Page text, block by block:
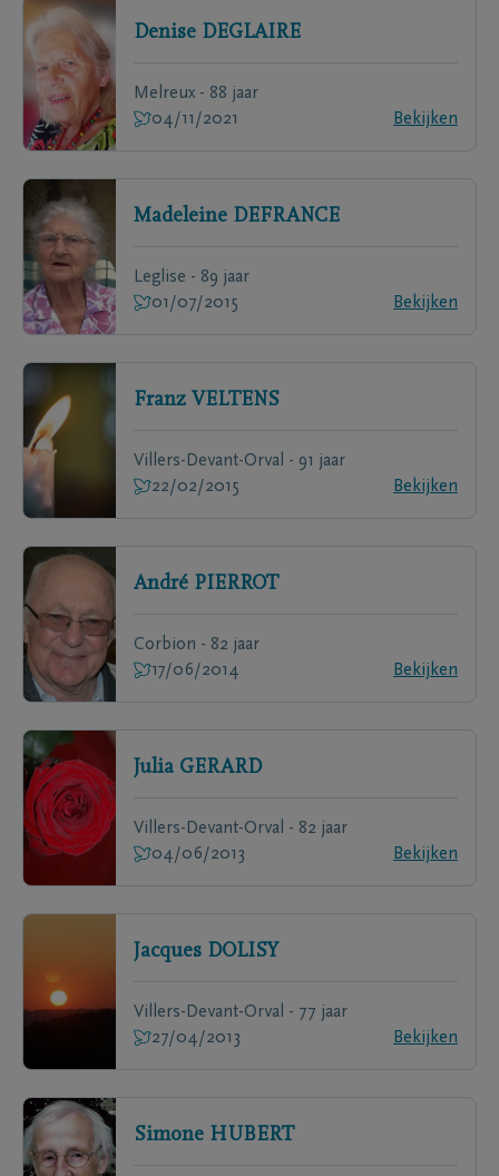
Denise DEGLAIRE
Melreux - 88 jaar
04/11/2021
Bekijken
Madeleine DEFRANCE
Leglise - 89 jaar
01/07/2015
Bekijken
Franz VELTENS
Villers-Devant-Orval - 91 jaar
22/02/2015
Bekijken
André PIERROT
Corbion - 82 jaar
17/06/2014
Bekijken
Julia GERARD
Villers-Devant-Orval - 82 jaar
04/06/2013
Bekijken
Jacques DOLISY
Villers-Devant-Orval - 77 jaar
27/04/2013
Bekijken
Simone HUBERT